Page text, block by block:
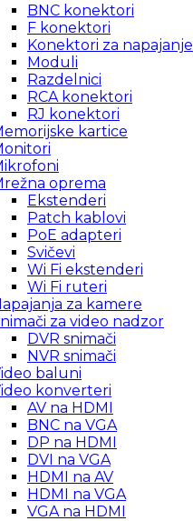
BNC konektori
F konektori
Konektori za napajanje
Moduli
Razdelnici
RCA konektori
RJ konektori
kartice
oprema
Ekstenderi
Patch kablovi
PoE adapteri
Svičevi
Wi Fi ekstenderi
Wi Fi ruteri
za kamere
za video nadzor
DVR snimači
NVR snimači
baluni
konverteri
AV na HDMI
BNC na VGA
DP na HDMI
DVI na VGA
HDMI na AV
HDMI na VGA
VGA na HDMI